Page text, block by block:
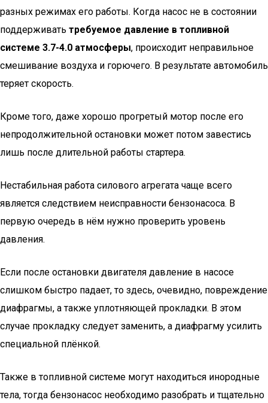
разных режимах его работы. Когда насос не в состоянии
поддерживать требуемое давление в топливной
системе 3.7-4.0 атмосферы, происходит неправильное
смешивание воздуха и горючего. В результате автомобиль
теряет скорость.
Кроме того, даже хорошо прогретый мотор после его
непродолжительной остановки может потом завестись
лишь после длительной работы стартера.
Нестабильная работа силового агрегата чаще всего
является следствием неисправности бензонасоса. В
первую очередь в нём нужно проверить уровень
давления.
Если после остановки двигателя давление в насосе
слишком быстро падает, то здесь, очевидно, повреждение
диафрагмы, а также уплотняющей прокладки. В этом
случае прокладку следует заменить, а диафрагму усилить
специальной плёнкой.
Также в топливной системе могут находиться инородные
тела, тогда бензонасос необходимо разобрать и тщательно